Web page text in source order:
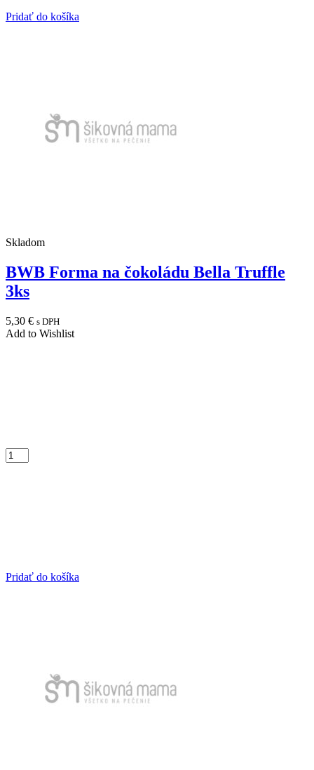
Pridať do košíka
Skladom
BWB Forma na čokoládu Bella Truffle
3ks
5,30 € s DPH
Add to Wishlist
Pridať do košíka